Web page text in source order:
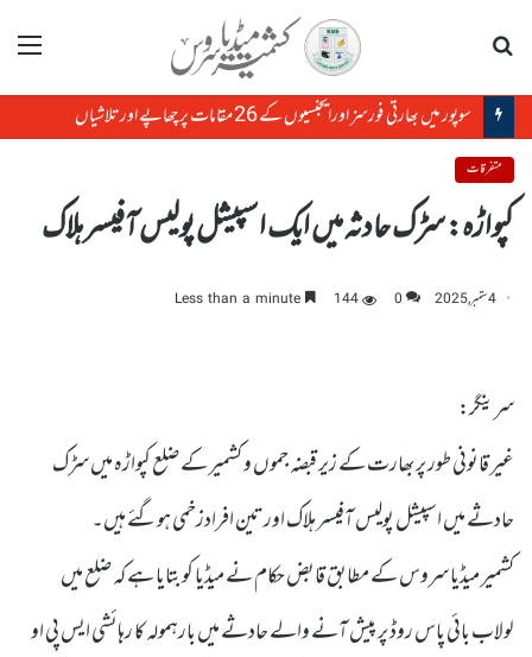
مینو
سوپور میں بھارتی فورسز اورایجنسیوں کے 26 مقامات پر چھاپے اورتلاشیاں
متفرقات
کپواڑہ: سڑک حادثہ میں ایک اسپیشل پولیس آفیسر ہلاک
4 ستمبر, 2025 0
144
سرینگر:
غیر قانونی طور پر بھارت کے زیر قبضہ جموں و کشمیر کے ضلع کپواڑہ میں سڑک
حادثے میں اسپیشل پولیس آفیسر ہلاک اور تین افرادزخمی ہوگئے ہیں۔
کشمیر میڈیا سروس کے مطابق قابض حکام نے میڈیا کو بتایا ہے کہ ضلع میں
لولاب بائی پاس روڈ پر پیش آنے والے حادثے میں بارہمولہ کا رہائشی ایس پی او